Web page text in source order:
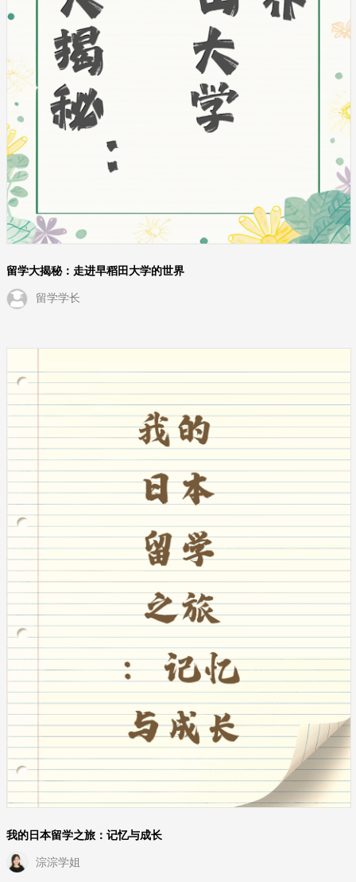
留学大揭秘：走进早稻田大学的世界
留学学长
我的日本留学之旅：记忆与成长
淙淙学姐